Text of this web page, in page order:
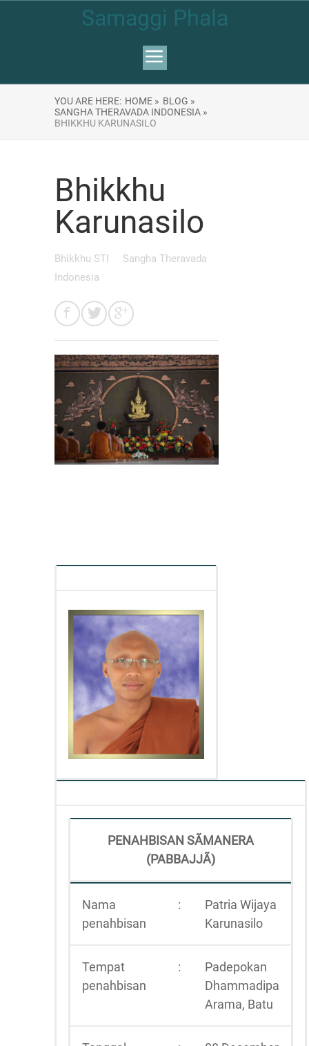
Samaggi Phala
YOU ARE HERE: HOME » BLOG »
SANGHA THERAVADA INDONESIA »
BHIKKHU KARUNASILO
Bhikkhu
Karunasilo
Bhikkhu STI
Sangha Theravada
Indonesia
PENAHBISAN SÃMANERA
(PABBAJJÃ)
Nama
penahbisan
:
Patria Wijaya
Karunasilo
Tempat
penahbisan
:
Padepokan
Dhammadipa
Arama, Batu